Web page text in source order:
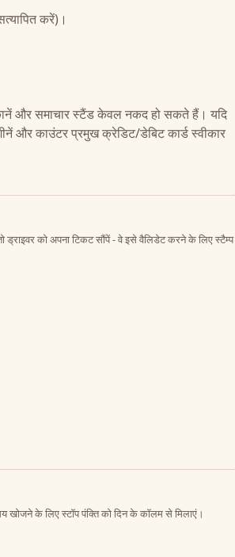
करें)।
और समाचार स्टैंड केवल नकद हो सकते हैं। यदि
और काउंटर प्रमुख क्रेडिट/डेबिट कार्ड स्वीकार
ड्राइवर को अपना टिकट सौंपें - वे इसे वैलिडेट करने के लिए स्टैम्प
खोजने के लिए स्टॉप पंक्ति को दिन के कॉलम से मिलाएं।